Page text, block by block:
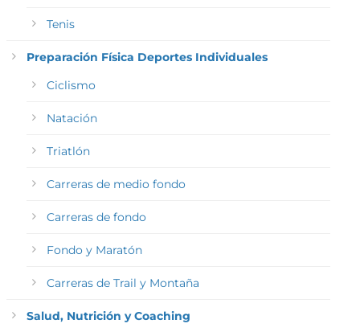
Tenis
Preparación Física Deportes Individuales
Ciclismo
Natación
Triatlón
Carreras de medio fondo
Carreras de fondo
Fondo y Maratón
Carreras de Trail y Montaña
Salud, Nutrición y Coaching